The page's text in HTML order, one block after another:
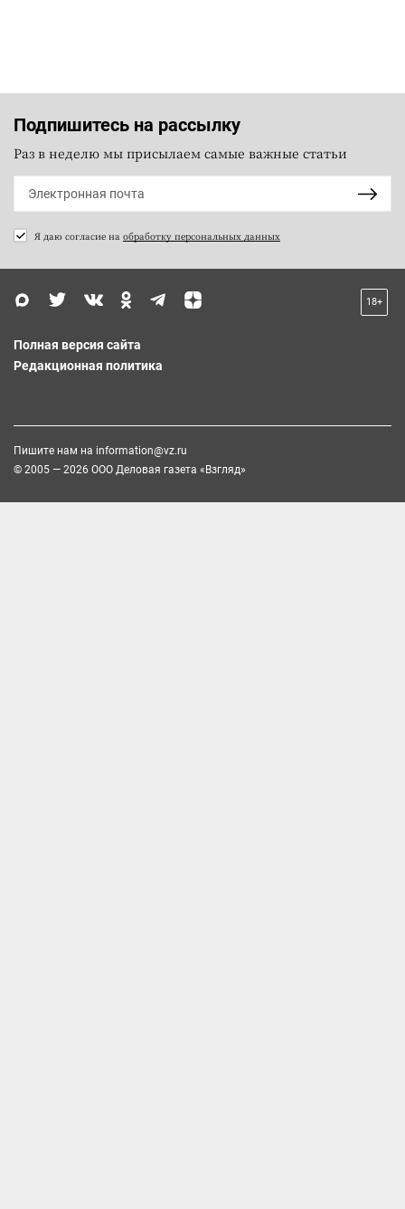
Подпишитесь на рассылку
Раз в неделю мы присылаем самые важные статьи
Я даю согласие на обработку персональных данных
18+
Полная версия сайта
Редакционная политика
Пишите нам на information@vz.ru
© 2005 — 2026 ООО Деловая газета «Взгляд»